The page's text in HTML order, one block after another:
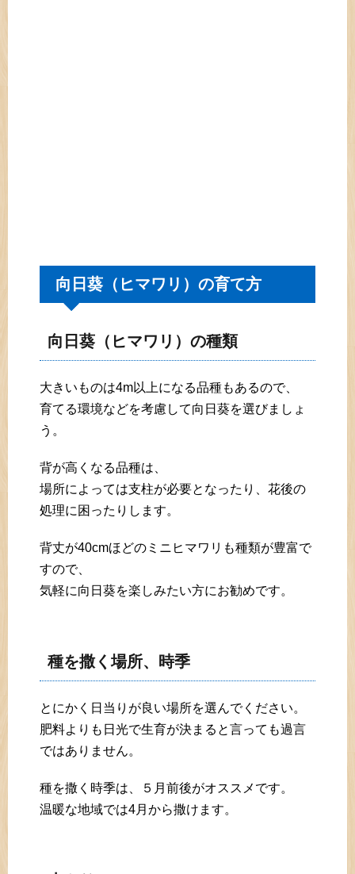
向日葵（ヒマワリ）の育て方
向日葵（ヒマワリ）の種類
大きいものは4m以上になる品種もあるので、
育てる環境などを考慮して向日葵を選びましょ
う。
背が高くなる品種は、
場所によっては支柱が必要となったり、花後の
処理に困ったりします。
背丈が40cmほどのミニヒマワリも種類が豊富で
すので、
気軽に向日葵を楽しみたい方にお勧めです。
種を撒く場所、時季
とにかく日当りが良い場所を選んでください。
肥料よりも日光で生育が決まると言っても過言
ではありません。
種を撒く時季は、５月前後がオススメです。
温暖な地域では4月から撒けます。